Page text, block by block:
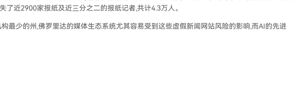
了近2900家报纸及近三分之二的报纸记者,共计4.3万人。
最少的州,佛罗里达的媒体生态系统尤其容易受到这些虚假新闻网站风险的影响,而AI的先进